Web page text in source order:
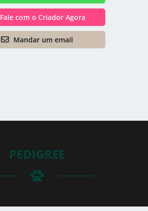
Fale com o Criador Agora
Mandar um email
PEDIGREE